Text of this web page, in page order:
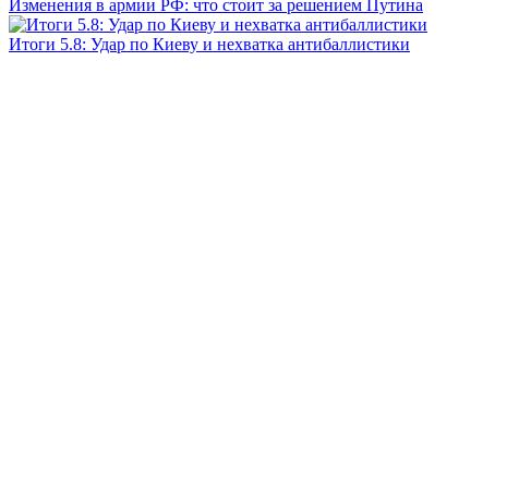
Изменения в армии РФ: что стоит за решением Путина
Итоги 5.8: Удар по Киеву и нехватка антибаллистики